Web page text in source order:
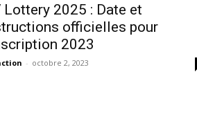
Lottery 2025 : Date et
officielles pour
2023
- octobre 2, 2023